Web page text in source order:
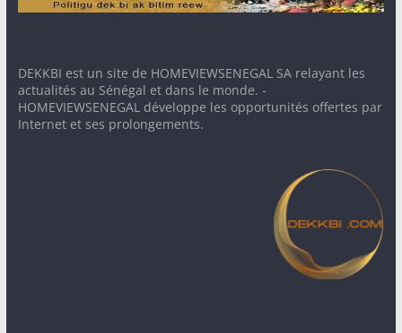
DEKKBI est un site de HOMEVIEWSENEGAL SA relayant les
actualités au Sénégal et dans le monde. -
HOMEVIEWSENEGAL développe les opportunités offertes par
Internet et ses prolongements.